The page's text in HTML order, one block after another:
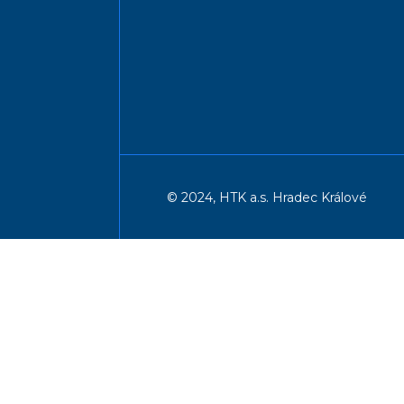
© 2024, HTK a.s. Hradec Králové